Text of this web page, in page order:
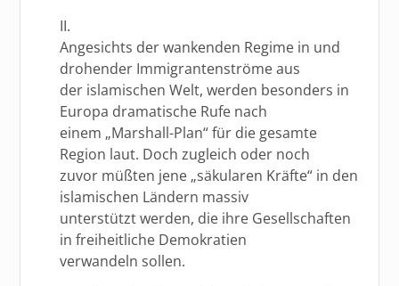
II.
Angesichts der wankenden Regime in und
drohender Immigrantenströme aus
der islamischen Welt, werden besonders in
Europa dramatische Rufe nach
einem „Marshall-Plan“ für die gesamte
Region laut. Doch zugleich oder noch
zuvor müßten jene „säkularen Kräfte“ in den
islamischen Ländern massiv
unterstützt werden, die ihre Gesellschaften
in freiheitliche Demokratien
verwandeln sollen.